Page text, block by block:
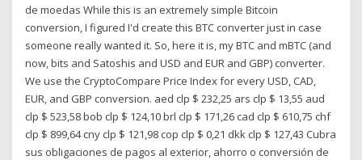
de moedas While this is an extremely simple Bitcoin
conversion, I figured I'd create this BTC converter just in case
someone really wanted it. So, here it is, my BTC and mBTC (and
now, bits and Satoshis and USD and EUR and GBP) converter.
We use the CryptoCompare Price Index for every USD, CAD,
EUR, and GBP conversion. aed clp $ 232,25 ars clp $ 13,55 aud
clp $ 523,58 bob clp $ 124,10 brl clp $ 171,26 cad clp $ 610,75 chf
clp $ 899,64 cny clp $ 121,98 cop clp $ 0,21 dkk clp $ 127,43 Cubra
sus obligaciones de pagos al exterior, ahorro o conversión de